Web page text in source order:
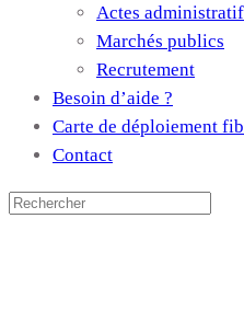
Actes
Marchés publics
Recrutement
Besoin d’aide ?
Carte de déploiement
Contact